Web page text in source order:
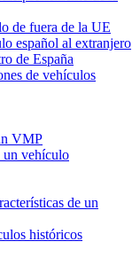
de fuera de la UE
español al extranjero
de España
de vehículos
VMP
un vehículo
de un
históricos